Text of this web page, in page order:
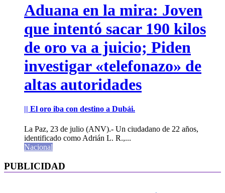
Aduana en la mira: Joven
que intentó sacar 190 kilos
de oro va a juicio; Piden
investigar «telefonazo» de
altas autoridades
|| El oro iba con destino a Dubái.
La Paz, 23 de julio (ANV).- Un ciudadano de 22 años,
identificado como Adrián L. R.,...
Nacional
PUBLICIDAD